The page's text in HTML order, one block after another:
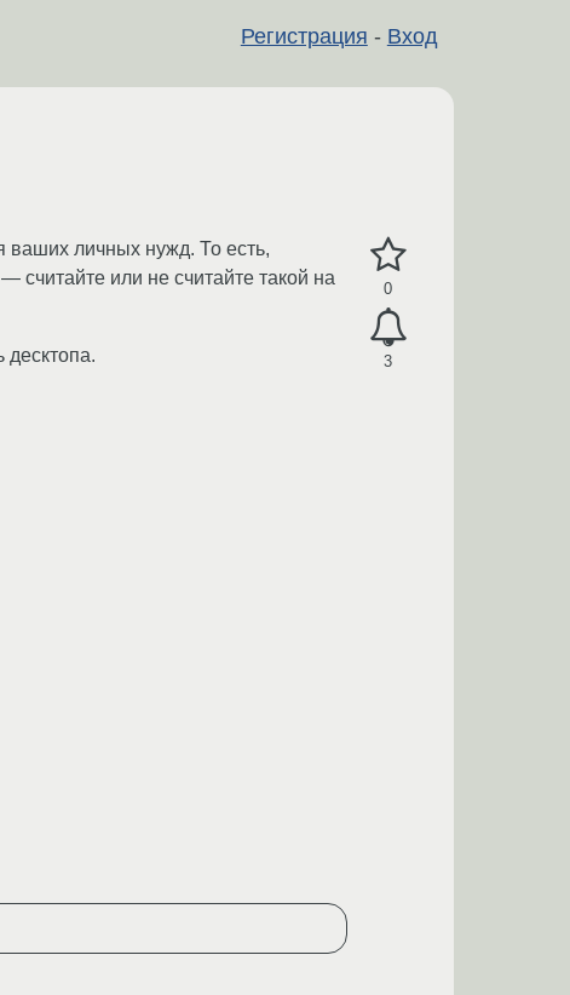
Регистрация - Вход
0
3
ваших личных нужд. То есть,
считайте или не считайте такой на